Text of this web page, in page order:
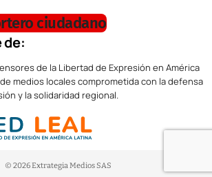
ciudadano
de:
de la Libertad de Expresión en América
medios locales comprometida con la defensa
y la solidaridad regional.
© 2026 Extrategia Medios SAS